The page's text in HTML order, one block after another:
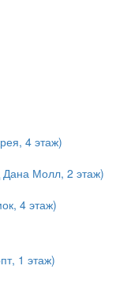
4 этаж)
Молл, 2 этаж)
4 этаж)
1 этаж)